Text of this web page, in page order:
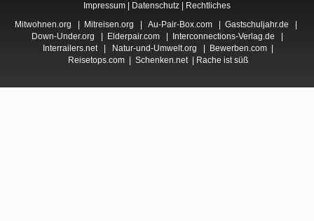
Impressum Datenschutz
Rechtliches
Mitwohnen.org
Mitreisen.org Au-Pair-Box.com Gastschuljahr.de
Down-Under.org
Elderpair.com| Interconnections-Verlag.de
Interrailers.net| Natur-und-Umwelt.org Bewerben.com
Reisetops.com
Schenken.net| Rache ist süß